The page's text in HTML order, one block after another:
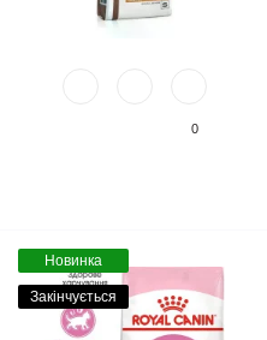
0
Новинка
Закінчується